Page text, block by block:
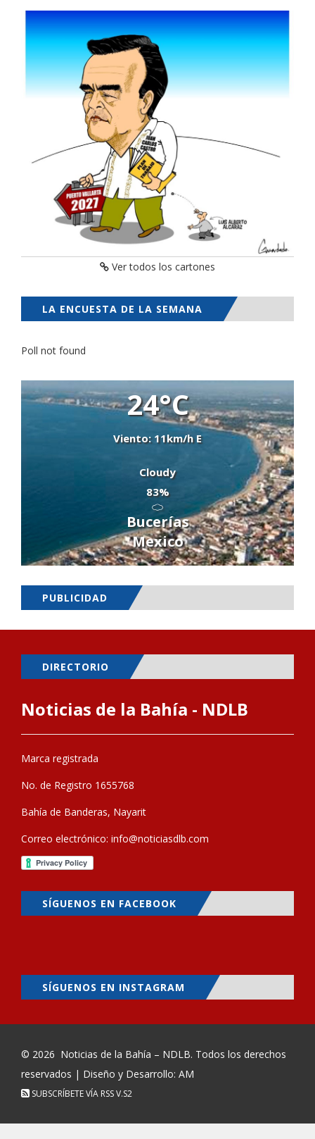
Ver todos los cartones
LA ENCUESTA DE LA SEMANA
Poll not found
24°C
Viento: 11km/h E
Cloudy
83%
Bucerías
Mexico
PUBLICIDAD
DIRECTORIO
Noticias de la Bahía - NDLB
Marca registrada
No. de Registro 1655768
Bahía de Banderas, Nayarit
Correo electrónico: info@noticiasdlb.com
SÍGUENOS EN FACEBOOK
SÍGUENOS EN INSTAGRAM
© 2026 Noticias de la Bahía – NDLB. Todos los derechos
reservados | Diseño y Desarrollo: AM
SUBSCRÍBETE VÍA RSSV.S2